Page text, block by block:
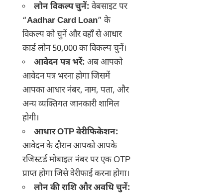
लोन विकल्प चुनें: वेबसाइट पर
“Aadhar Card Loan” के
विकल्प को चुनें और वहाँ से आधार
कार्ड लोन 50,000 का विकल्प चुनें।
आवेदन पत्र भरें: अब आपको
आवेदन पत्र भरना होगा जिसमें
आपका आधार नंबर, नाम, पता, और
अन्य व्यक्तिगत जानकारी शामिल
होगी।
आधार OTP वेरीफिकेशन:
आवेदन के दौरान आपको आपके
रजिस्टर्ड मोबाइल नंबर पर एक OTP
प्राप्त होगा जिसे वेरीफाई करना होगा।
लोन की राशि और अवधि चुनें: